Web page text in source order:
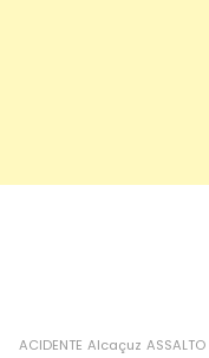
ACIDENTE Alcaçuz ASSALTO